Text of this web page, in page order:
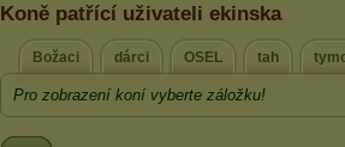
Koně patřící uživateli ekinska
Božaci dárci OSEL tah
Pro zobrazení koní vyberte záložku!